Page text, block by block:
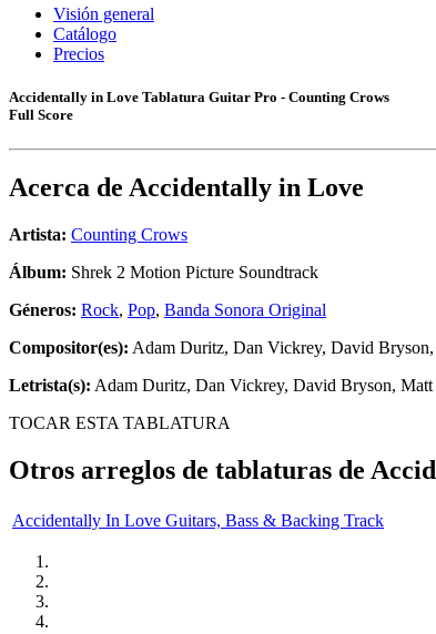
Visión general
Catálogo
Precios
Accidentally in Love Tablatura Guitar Pro - Counting Crows
Full Score
Acerca de Accidentally in Love
Artista: Counting Crows
Álbum: Shrek 2 Motion Picture Soundtrack
Géneros: Rock, Pop, Banda Sonora Original
Compositor(es): Adam Duritz, Dan Vickrey, David
Letrista(s): Adam Duritz, Dan Vickrey, David Bryson,
TOCAR ESTA TABLATURA
Otros arreglos de tablaturas de
Accidentally In Love Guitars, Bass & Backing Track